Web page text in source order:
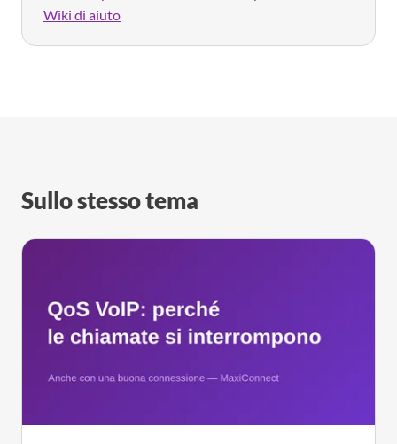
Wiki di aiuto
Sullo stesso tema